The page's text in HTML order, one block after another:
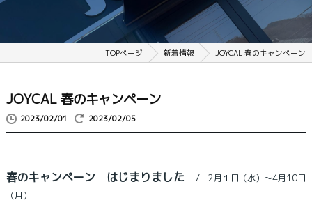
TOPページ 新着情報 JOYCAL 春のキャンペーン
JOYCAL 春のキャンペーン
2023/02/01 2023/02/05
春のキャンペーン はじまりました
2月１日（水）～4月10日
（月）